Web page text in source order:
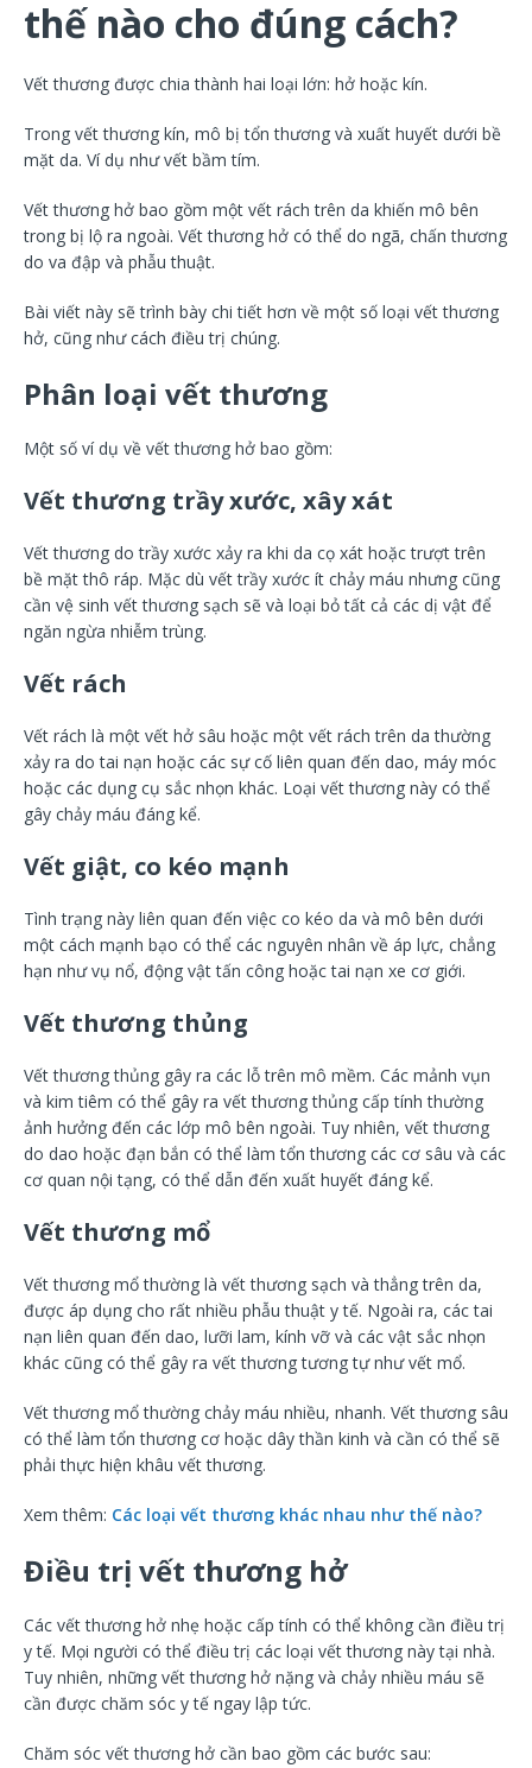
thế nào cho đúng cách?
Vết thương được chia thành hai loại lớn: hở hoặc kín.
Trong vết thương kín, mô bị tổn thương và xuất huyết dưới bề
mặt da. Ví dụ như vết bầm tím.
Vết thương hở bao gồm một vết rách trên da khiến mô bên
trong bị lộ ra ngoài. Vết thương hở có thể do ngã, chấn thương
do va đập và phẫu thuật.
Bài viết này sẽ trình bày chi tiết hơn về một số loại vết thương
hở, cũng như cách điều trị chúng.
Phân loại vết thương
Một số ví dụ về vết thương hở bao gồm:
Vết thương trầy xước, xây xát
Vết thương do trầy xước xảy ra khi da cọ xát hoặc trượt trên
bề mặt thô ráp. Mặc dù vết trầy xước ít chảy máu nhưng cũng
cần vệ sinh vết thương sạch sẽ và loại bỏ tất cả các dị vật để
ngăn ngừa nhiễm trùng.
Vết rách
Vết rách là một vết hở sâu hoặc một vết rách trên da thường
xảy ra do tai nạn hoặc các sự cố liên quan đến dao, máy móc
hoặc các dụng cụ sắc nhọn khác. Loại vết thương này có thể
gây chảy máu đáng kể.
Vết giật, co kéo mạnh
Tình trạng này liên quan đến việc co kéo da và mô bên dưới
một cách mạnh bạo có thể các nguyên nhân về áp lực, chẳng
hạn như vụ nổ, động vật tấn công hoặc tai nạn xe cơ giới.
Vết thương thủng
Vết thương thủng gây ra các lỗ trên mô mềm. Các mảnh vụn
và kim tiêm có thể gây ra vết thương thủng cấp tính thường
ảnh hưởng đến các lớp mô bên ngoài. Tuy nhiên, vết thương
do dao hoặc đạn bắn có thể làm tổn thương các cơ sâu và các
cơ quan nội tạng, có thể dẫn đến xuất huyết đáng kể.
Vết thương mổ
Vết thương mổ thường là vết thương sạch và thẳng trên da,
được áp dụng cho rất nhiều phẫu thuật y tế. Ngoài ra, các tai
nạn liên quan đến dao, lưỡi lam, kính vỡ và các vật sắc nhọn
khác cũng có thể gây ra vết thương tương tự như vết mổ.
Vết thương mổ thường chảy máu nhiều, nhanh. Vết thương sâu
có thể làm tổn thương cơ hoặc dây thần kinh và cần có thể sẽ
phải thực hiện khâu vết thương.
Xem thêm: Các loại vết thương khác nhau như thế nào?
Điều trị vết thương hở
Các vết thương hở nhẹ hoặc cấp tính có thể không cần điều trị
y tế. Mọi người có thể điều trị các loại vết thương này tại nhà.
Tuy nhiên, những vết thương hở nặng và chảy nhiều máu sẽ
cần được chăm sóc y tế ngay lập tức.
Chăm sóc vết thương hở cần bao gồm các bước sau: